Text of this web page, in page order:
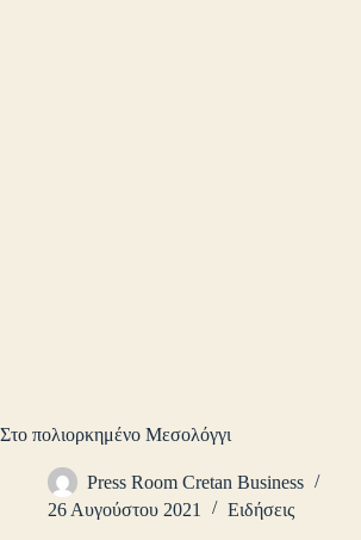
Στο πολιορκημένο Μεσολόγγι
Press Room Cretan Business
26 Αυγούστου 2021
Ειδήσεις